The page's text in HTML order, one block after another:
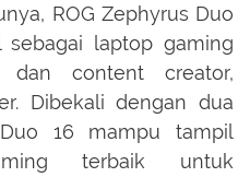
ROG Zephyrus Duo
laptop gaming
content creator,
Dibekali dengan dua
16 mampu tampil
terbaik untuk